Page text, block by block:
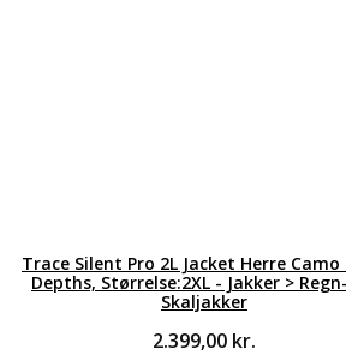
Trace Silent Pro 2L Jacket Herre Camo
Depths, Størrelse:2XL - Jakker >
Skaljakker
2.399,00 kr.